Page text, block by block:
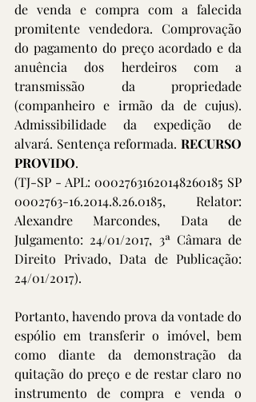
de venda e compra com a falecida
promitente vendedora. Comprovação
do pagamento do preço acordado e da
anuência dos herdeiros com a
transmissão da propriedade
(companheiro e irmão da de cujus).
Admissibilidade da expedição de
alvará. Sentença reformada. RECURSO
PROVIDO.
(TJ-SP - APL: 00027631620148260185 SP
0002763-16.2014.8.26.0185, Relator:
Alexandre Marcondes, Data de
Julgamento: 24/01/2017, 3ª Câmara de
Direito Privado, Data de Publicação:
24/01/2017).
Portanto, havendo prova da vontade do
espólio em transferir o imóvel, bem
como diante da demonstração da
quitação do preço e de restar claro no
instrumento de compra e venda o